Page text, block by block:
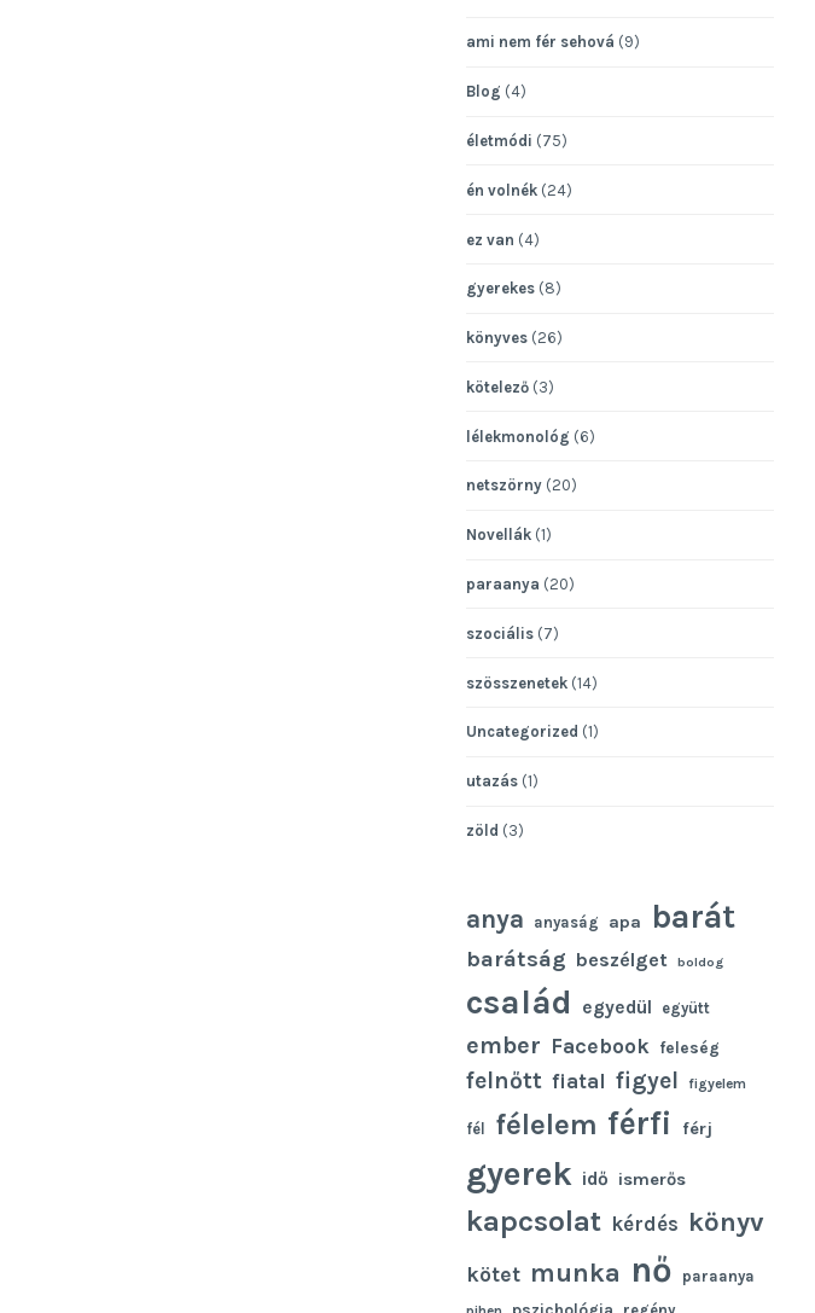
ami nem fér sehová (9)
Blog (4)
életmódi (75)
én volnék (24)
ez van (4)
gyerekes (8)
könyves (26)
kötelező (3)
lélekmonológ (6)
netszörny (20)
Novellák (1)
paraanya (20)
szociális (7)
szösszenetek (14)
Uncategorized (1)
utazás (1)
zöld (3)
anya anyaság apa barát
barátság beszélget boldog
család egyedül együtt
ember Facebook feleség
felnőtt fiatal figyel figyelem
fél félelem férfi férj
gyerek idő ismerős
kapcsolat kérdés könyv
kötet munka nő paraanya
pszichológia regény